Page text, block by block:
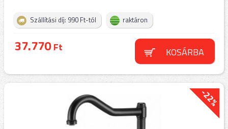
Szállítási díj: 990 Ft-tól raktáron
37.770Ft KOSÁRBA
-22%